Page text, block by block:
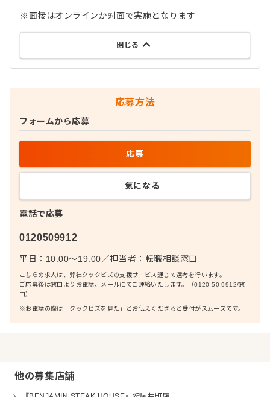
※面接はオンラインか対面で実施となります
閉じる
応募方法
電話で応募
0120509912
平日：10:00〜19:00／担当者： 転職相談窓口
こちらの求人は、弊社クックビズの支援サービス通じて選考を行います。
ご応募後は窓口よりお電話、メールにてご連絡いたします。（0120-50-9912/窓
口）
※お電話の際は「クックビズを見た」とお伝えくださると受付がスムーズです。
フォームから応募
応募
気になる
他の募集店舗